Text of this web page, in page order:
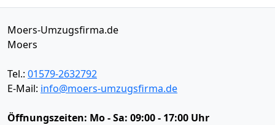
Moers-Umzugsfirma.de
Moers
Tel.: 01579-2632792
E-Mail: info@moers-umzugsfirma.de
Öffnungszeiten: Mo - Sa: 09:00 - 17:00 Uhr